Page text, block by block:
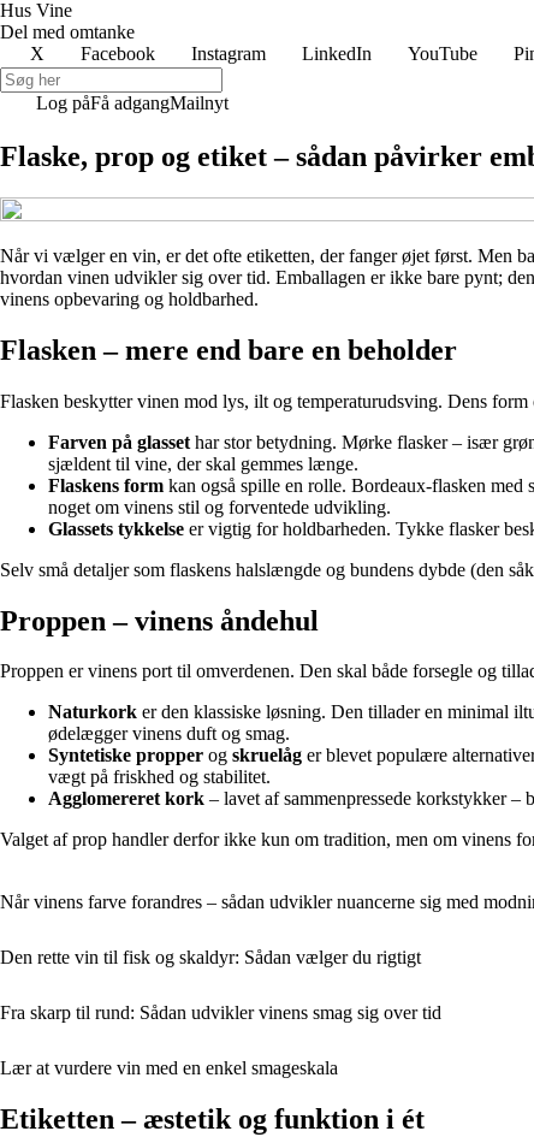
Hus Vine
Del med omtanke
X
Facebook Instagram LinkedIn YouTube
Log påFå adgangMailnyt
Flaske, prop og etiket – sådan påvirker
Når vi vælger en vin, er det ofte etiketten, der fanger øjet først. Men
hvordan vinen udvikler sig over tid. Emballagen er ikke bare pynt;
vinens opbevaring og holdbarhed.
Flasken – mere end bare en beholder
Flasken beskytter vinen mod lys, ilt og temperaturudsving. Dens
Farven på glasset har stor betydning. Mørke flasker – især
sjældent til vine, der skal gemmes længe.
Flaskens form kan også spille en rolle. Bordeaux-flasken
noget om vinens stil og forventede udvikling.
Glassets tykkelse er vigtig for holdbarheden. Tykke flasker
Selv små detaljer som flaskens halslængde og bundens dybde (den
Proppen – vinens åndehul
Proppen er vinens port til omverdenen. Den skal både forsegle og
Naturkork er den klassiske løsning. Den tillader en minimal
ødelægger vinens duft og smag.
Syntetiske propper og skruelåg er blevet populære
vægt på friskhed og stabilitet.
Agglomereret kork – lavet af sammenpressede korkstykker
Valget af prop handler derfor ikke kun om tradition, men om vinens
Når vinens farve forandres – sådan udvikler nuancerne sig med
Den rette vin til fisk og skaldyr: Sådan vælger du rigtigt
Fra skarp til rund: Sådan udvikler vinens smag sig over tid
Lær at vurdere vin med en enkel smageskala
Etiketten – æstetik og funktion i ét